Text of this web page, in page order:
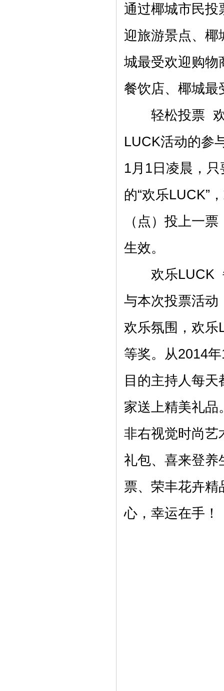
通过椰城市民投
迎旅游景点、椰
城最受欢迎购物
餐饮店、椰城最
轻松投票 欢
LUCK活动的参
1月1日凌晨，
的“欢乐LUCK”
（点）投上一
生效。
欢乐LUCK 每
与本次投票活动
欢乐氛围，欢乐
等奖。从2014
目的主持人每
家送上精美礼品
非右视觉时尚艺
礼包、喜来登养
票、荣丰花卉精
心，幸运在手！